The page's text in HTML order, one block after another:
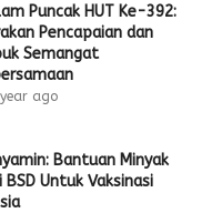
Puncak HUT Ke-392:
Pencapaian dan
Semangat
ago
Bantuan Minyak
BSD Untuk Vaksinasi